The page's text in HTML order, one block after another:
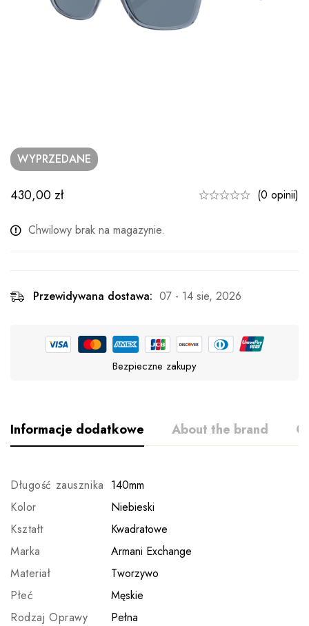
WYPRZEDANE
430,00zł (0 opinii)
Chwilowy brak na magazynie.
Przewidywana dostawa: 07 - 14 sie, 2026
Bezpieczne zakupy
Informacje dodatkowe About the brand
Długość zausznika 140mm
Kolor
Niebieski
Kształt
Kwadratowe
Marka
Armani Exchange
Materiał
Tworzywo
Płeć
Męskie
Rodzaj Oprawy
Pełna